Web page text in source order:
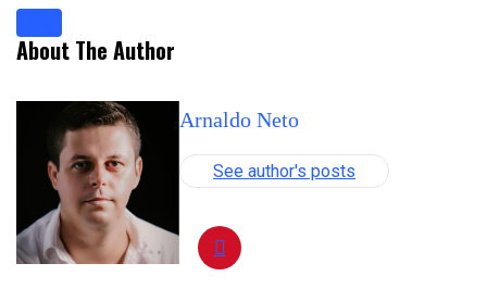
About The Author
Arnaldo Neto
See author's posts